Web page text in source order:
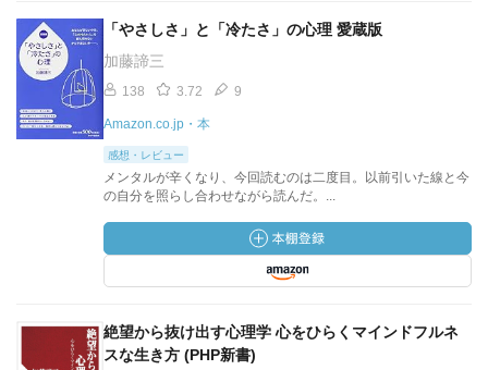
「やさしさ」と「冷たさ」の心理 愛蔵版
加藤諦三
138 3.72 9
Amazon.co.jp・本
感想・レビュー
メンタルが辛くなり、今回読むのは二度目。以前引いた線と今
の自分を照らし合わせながら読んだ。...
絶望から抜け出す心理学 心をひらくマインドフルネ
スな生き方 (PHP新書)